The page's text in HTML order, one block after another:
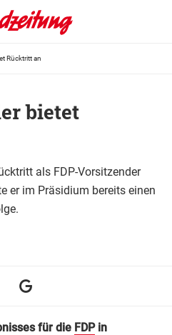
Rücktritt an
bietet
als FDP-Vorsitzender
er im Präsidium bereits einen
für die FDPin